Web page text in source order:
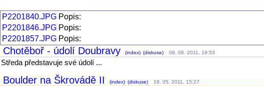
P2201840.JPG Popis:
P2201846.JPG Popis:
P2201857.JPG Popis:
Chotěboř - údolí Doubravy (index) (diskuse) 08. 06. 2011, 19:53
Středa představuje své údolí ...
Boulder na Škrovádě II (index) (diskuse) 19. 05. 2011, 15:27